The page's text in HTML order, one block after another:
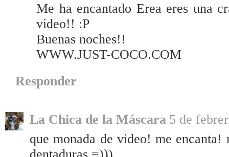
Me ha encantado Erea eres una
video!! :P
Buenas noches!!
WWW.JUST-COCO.COM
Responder
La Chica de la Máscara 5 de
que monada de video! me